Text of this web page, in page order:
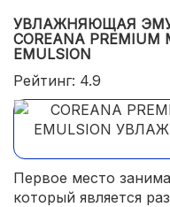
УВЛАЖНЯЮЩАЯ
COREANA PREMIUM
EMULSION
Рейтинг: 4.9
Первое место
который является